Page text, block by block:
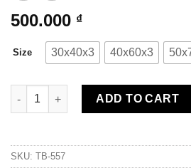
500.000 ₫
Size 30x40x3 40x60x3
Bộ 3 Tranh Canvas Pink Vibes TB-
ADD TO CART
SKU: TB-557